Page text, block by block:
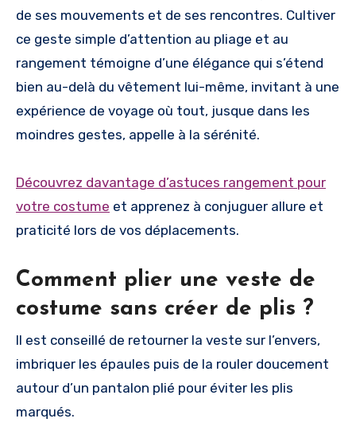
de ses mouvements et de ses rencontres. Cultiver
ce geste simple d’attention au pliage et au
rangement témoigne d’une élégance qui s’étend
bien au-delà du vêtement lui-même, invitant à une
expérience de voyage où tout, jusque dans les
moindres gestes, appelle à la sérénité.
Découvrez davantage d’astuces rangement pour
votre costume et apprenez à conjuguer allure et
praticité lors de vos déplacements.
Comment plier une veste de
costume sans créer de plis ?
Il est conseillé de retourner la veste sur l’envers,
imbriquer les épaules puis de la rouler doucement
autour d’un pantalon plié pour éviter les plis
marqués.